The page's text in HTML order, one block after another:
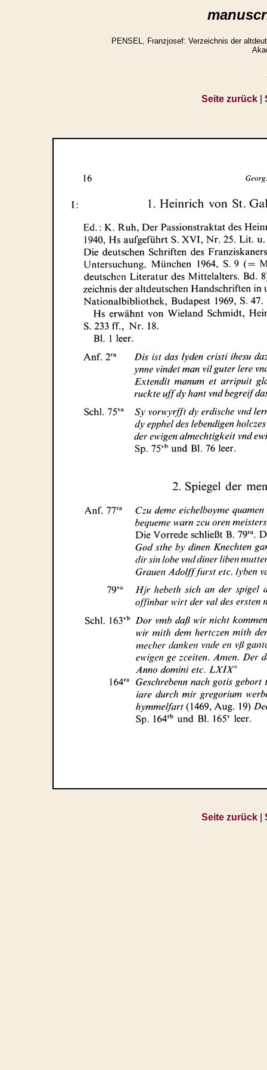
PENSEL, Franzjosef: Verzeichnis der
Seite zurück|
Seite zurück|